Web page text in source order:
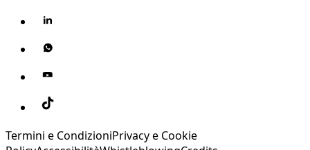
Termini e CondizioniPrivacy e Cookie